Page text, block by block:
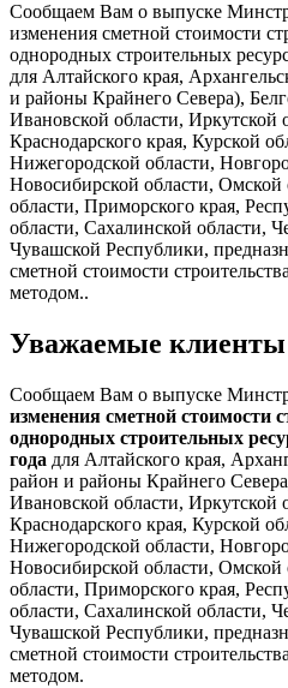
Сообщаем Вам о выпуске
изменения сметной стоимости
однородных строительных
для Алтайского края,
и районы Крайнего Севера),
Ивановской области, Иркутской
Краснодарского края, Курской
Нижегородской области,
Новосибирской области, Омской
области, Приморского края,
области, Сахалинской области,
Чувашской Республики,
сметной стоимости
методом..
Уважаемые
Сообщаем Вам о выпуске
изменения сметной стоимости
однородных строительных
года для Алтайского края,
район и районы Крайнего
Ивановской области, Иркутской
Краснодарского края, Курской
Нижегородской области,
Новосибирской области, Омской
области, Приморского края,
области, Сахалинской области,
Чувашской Республики,
сметной стоимости
методом.